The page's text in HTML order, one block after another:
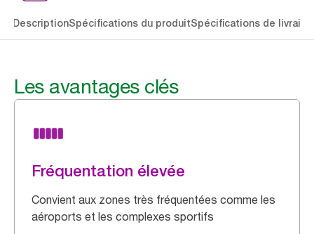
DescriptionSpécifications du produitSpécifications de
Les avantages clés
Fréquentation élevée
Convient aux zones très fréquentées comme les
aéroports et les complexes sportifs